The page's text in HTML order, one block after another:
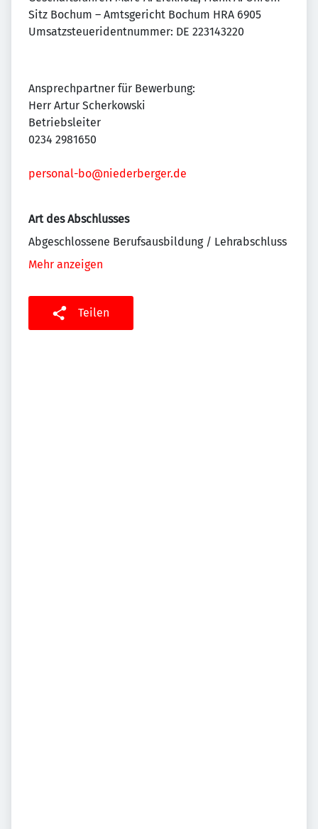
Sitz Bochum – Amtsgericht Bochum HRA 6905
Umsatzsteueridentnummer: DE 223143220
Ansprechpartner für Bewerbung:
Herr Artur Scherkowski
Betriebsleiter
0234 2981650
personal-bo@niederberger.de
Art des Abschlusses
Abgeschlossene Berufsausbildung / Lehrabschluss
Mehr anzeigen
Teilen